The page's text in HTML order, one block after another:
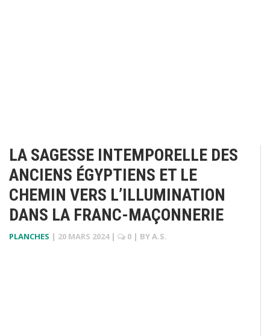
LA SAGESSE INTEMPORELLE DES
ANCIENS ÉGYPTIENS ET LE
CHEMIN VERS L’ILLUMINATION
DANS LA FRANC-MAÇONNERIE
PLANCHES | 20 MARS 2024 | 0 | BYA.S.